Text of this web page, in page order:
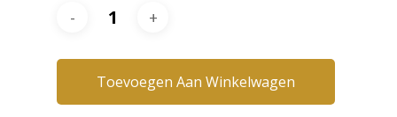
Toevoegen Aan Winkelwagen